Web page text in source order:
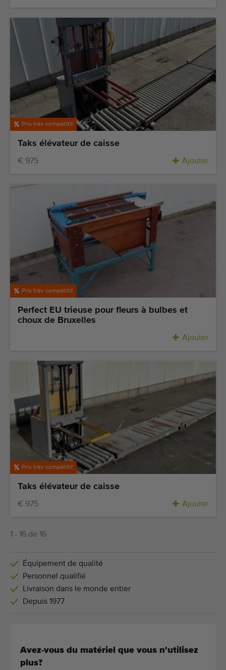
Prix très compétitif
Taks élévateur de caisse
€ 975 Ajouter
Prix très compétitif
Perfect EU trieuse pour fleurs à bulbes et
choux de Bruxelles
Ajouter
Prix très compétitif
Taks élévateur de caisse
€ 975 Ajouter
1 - 16 de 16
Équipement de qualité
Personnel qualifié
Livraison dans le monde entier
Depuis 1977
Avez-vous du matériel que vous n'utilisez
plus?